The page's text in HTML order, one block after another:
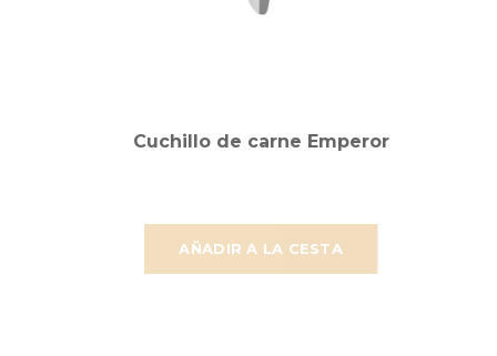
AÑADIR A LA CESTA
Cuchillo de carne Emperor